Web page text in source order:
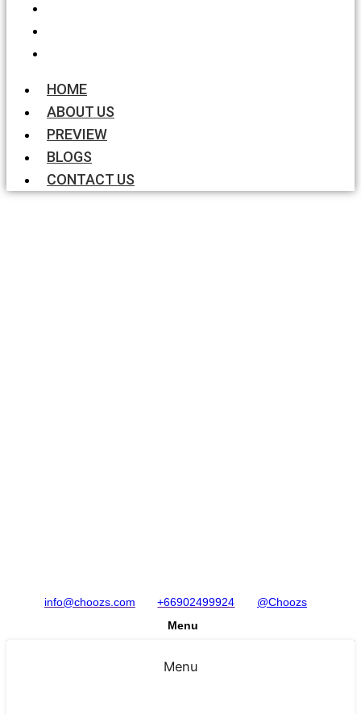
HOME
ABOUT US
PREVIEW
BLOGS
CONTACT US
info@choozs.com +66902499924
@Choozs
Menu
Menu